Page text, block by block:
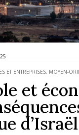
ET ENTREPRISES, MOYEN-
et
d’Israël